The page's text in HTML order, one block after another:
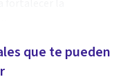
en Psicología Jurídica
que te pueden